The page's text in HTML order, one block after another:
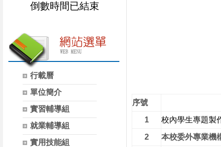
倒數時間已結束
行載曆
單位簡介
實習輔導組
就業輔導組
實用技能組
序號
1 校內學生專題製
2 本校委外專業機